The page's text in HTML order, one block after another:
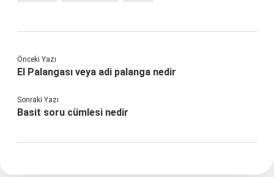
Önceki Yazı
El Palangası veya adi palanga nedir
Sonraki Yazı
Basit soru cümlesi nedir